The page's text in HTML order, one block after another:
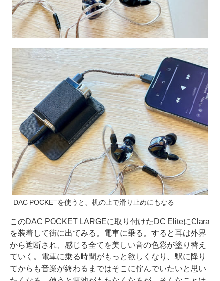
DAC POCKETを使うと、机の上で滑り止めにもなる
このDAC POCKET LARGEに取り付けたDC EliteにClara
を装着して街に出てみる。電車に乗る。すると耳は外界
から遮断され、感じる全てを美しい音の色彩が塗り替え
ていく。電車に乗る時間がもっと欲しくなり、駅に降り
てからも音楽が終わるまではそこに佇んでいたいと思い